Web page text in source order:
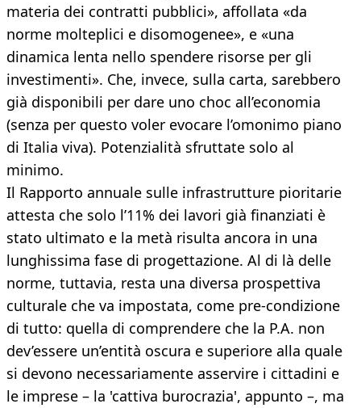
materia dei contratti pubblici», affollata «da
norme molteplici e disomogenee», e «una
dinamica lenta nello spendere risorse per gli
investimenti». Che, invece, sulla carta, sarebbero
già disponibili per dare uno choc all’economia
(senza per questo voler evocare l’omonimo piano
di Italia viva). Potenzialità sfruttate solo al
minimo.
Il Rapporto annuale sulle infrastrutture pioritarie
attesta che solo l’11% dei lavori già finanziati è
stato ultimato e la metà risulta ancora in una
lunghissima fase di progettazione. Al di là delle
norme, tuttavia, resta una diversa prospettiva
culturale che va impostata, come pre-condizione
di tutto: quella di comprendere che la P.A. non
dev’essere un’entità oscura e superiore alla quale
si devono necessariamente asservire i cittadini e
le imprese – la 'cattiva burocrazia', appunto –, ma